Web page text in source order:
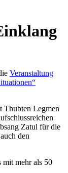
Veranstaltung
Thubten Legmen
Zatul für die
den
mit mehr als 50